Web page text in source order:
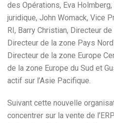
des Opérations, Eva
juridique, John Womack, Vice
RI, Barry Christian, Directeur
Directeur de la zone Pays
Directeur de la zone Europe
de la zone Europe du Sud et
actif sur l’Asie Pacifique.
Suivant cette nouvelle
concentrer sur la vente de